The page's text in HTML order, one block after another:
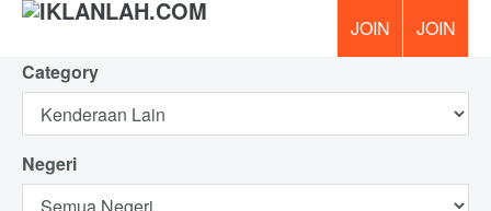
Category
Negeri